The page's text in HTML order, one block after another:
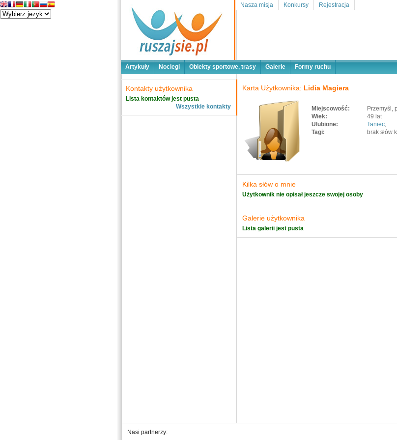
Nasza misja Konkursy Rejestracja
Artykuły
Noclegi Obiekty sportowe, trasy Galerie Formy ruchu
Kontakty użytkownika
Lista kontaktów jest pusta
Wszystkie kontakty
Karta Użytkownika: Lidia Magiera
Miejscowość:
Przemyśl,
Wiek:
49 lat
Ulubione:
Taniec,
Tagi:
brak słów
Kilka słów o mnie
Użytkownik nie opisał jeszcze swojej osoby
Galerie użytkownika
Lista galerii jest pusta
Nasi partnerzy: